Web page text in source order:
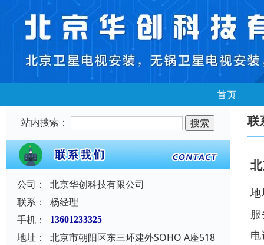
首页
站内搜索：
公司：
北京华创科技有限公司
联系：
杨经理
手机：
13601233325
地址：
北京市朝阳区东三环建外SOHO A座518
联